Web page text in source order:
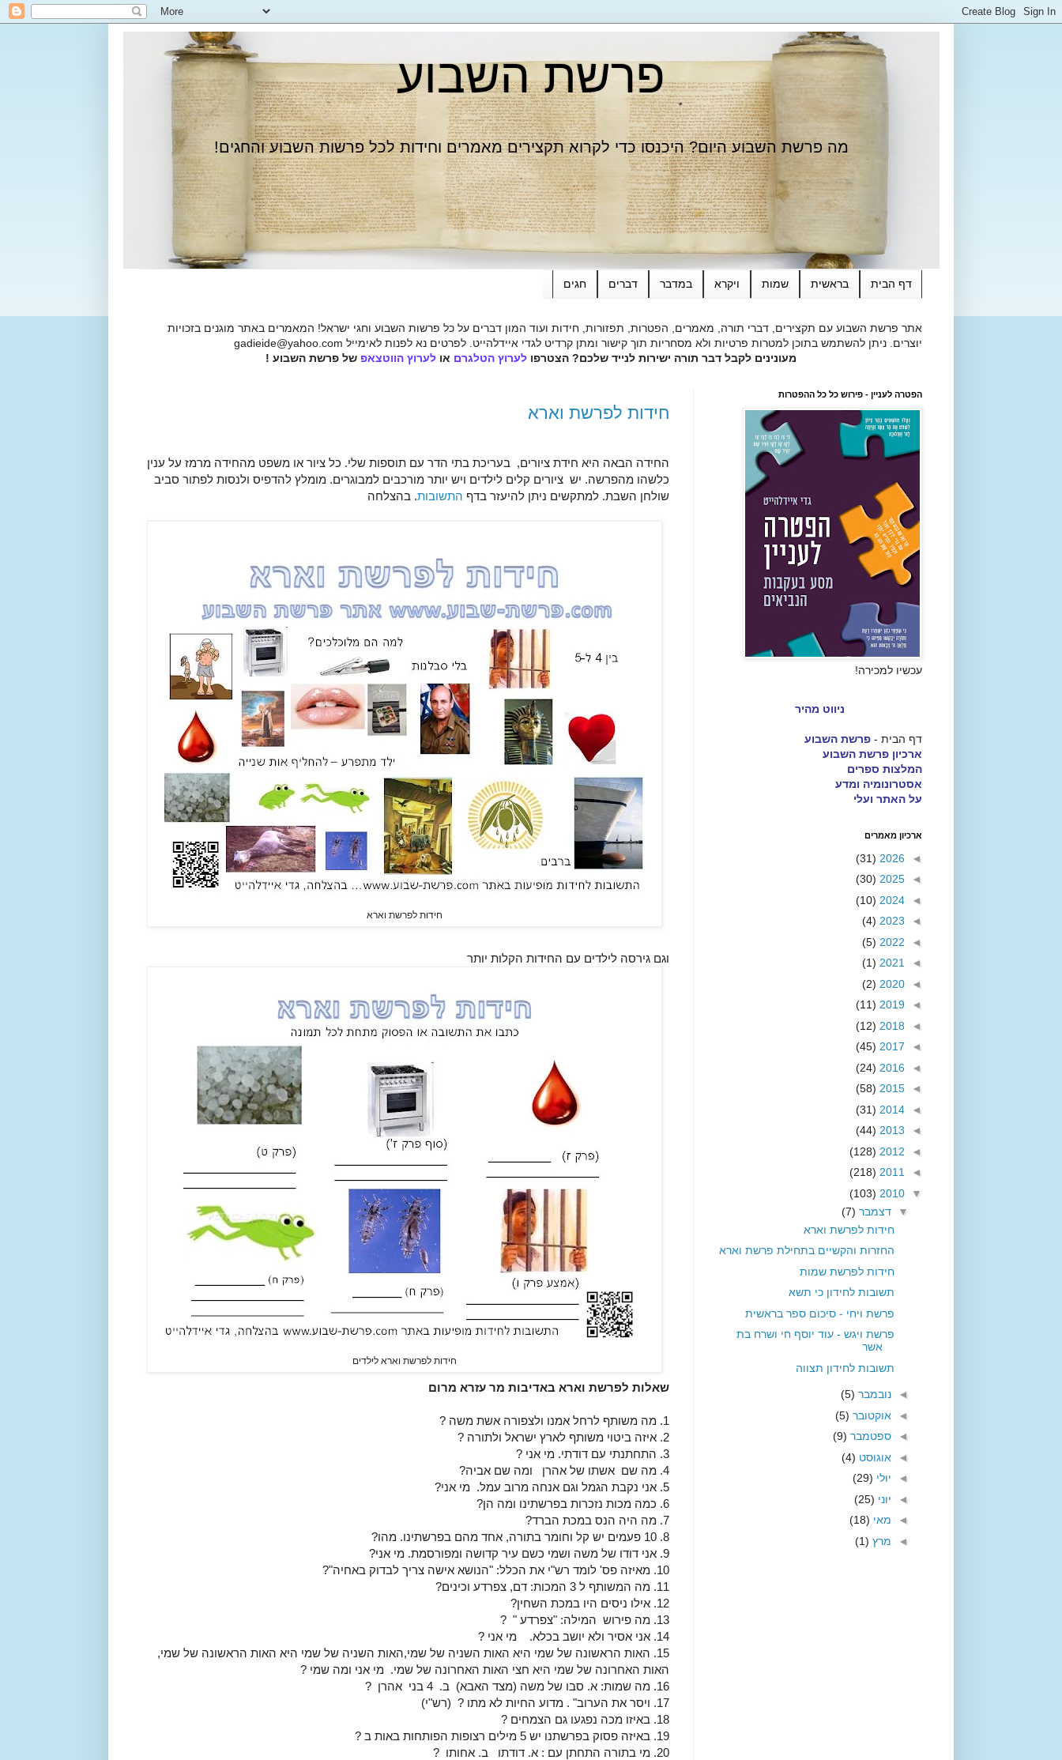
פרשת השבוע
מה פרשת השבוע היום? היכנסו כדי לקרוא תקצירים מאמרים וחידות לכל פרשות השבוע והחגים!
דף הבית בראשית שמות ויקרא במדבר דברים חגים
אתר פרשת השבוע עם תקצירים, דברי תורה, מאמרים, הפטרות, תפזורות, חידות ועוד המון דברים על כל פרשות השבוע וחגי ישראל! המאמרים באתר מוגנים בזכויות
יוצרים. ניתן להשתמש בתוכן למטרות פרטיות ולא מסחריות תוך קישור ומתן קרדיט לגדי איידלהייט. לפרטים נא לפנות לאימייל gadieide@yahoo.com
מעונינים לקבל דבר תורה ישירות לנייד שלכם? הצטרפו לערוץ הטלגרם או לערוץ הווטצאפ של פרשת השבוע !
חידות לפרשת וארא
החידה הבאה היא חידת ציורים, בעריכת בתי הדר עם תוספות שלי. כל ציור או משפט מהחידה מרמז על ענין
כלשהו מהפרשה. יש ציורים קלים לילדים ויש יותר מורכבים למבוגרים. מומלץ להדפיס ולנסות לפתור סביב
שולחן השבת. למתקשים ניתן להיעזר בדף התשובות. בהצלחה
חידות לפרשת וארא
וגם גירסה לילדים עם החידות הקלות יותר
חידות לפרשת וארא לילדים
שאלות לפרשת וארא באדיבות מר עזרא מרום
1. מה משותף לרחל אמנו ולצפורה אשת משה ?
2. איזה ביטוי משותף לארץ ישראל ולתורה ?
3. התחתנתי עם דודתי. מי אני ?
4. מה שם אשתו של אהרן ומה שם אביה?
5. אני נקבת הגמל וגם אנחה מרוב עמל. מי אני?
6. כמה מכות נזכרות בפרשתינו ומה הן?
7. מה היה הנס במכת הברד?
8. 10 פעמים יש קל וחומר בתורה, אחד מהם בפרשתינו. מהו?
9. אני דודו של משה ושמי כשם עיר קדושה ומפורסמת. מי אני?
10. מאיזה פס' לומד רש"י את הכלל: "הנושא אישה צריך לבדוק באחיה"?
11. מה המשותף ל 3 המכות: דם, צפרדע וכינים?
12. אילו ניסים היו במכת השחין?
13. מה פירוש המילה: "צפרדע " ?
14. אני אסיר ולא יושב בכלא. מי אני ?
15. האות הראשונה של שמי היא האות השניה של שמי,האות השניה של שמי היא האות הראשונה של שמי,
האות האחרונה של שמי היא חצי האות האחרונה של שמי. מי אני ומה שמי ?
16. מה שמות: א. סבו של משה (מצד האבא) ב. 4 בני אהרן ?
17. ויסר את הערוב" . מדוע החיות לא מתו ? (רש"י)
18. באיזו מכה נפגעו גם הצמחים ?
19. באיזה פסוק בפרשתנו יש 5 מילים רצופות הפותחות באות ב ?
20. מי בתורה התחתן עם : א. דודתו ב. אחותו ?
הפטרה לעניין - פירוש כל כל ההפטרות
עכשיו למכירה!
ניווט מהיר
דף הבית - פרשת השבוע
ארכיון פרשת השבוע
המלצות ספרים
אסטרונומיה ומדע
על האתר ועלי
ארכיון מאמרים
◄
2026
(31)
◄
2025
(30)
◄
2024
(10)
◄
2023
(4)
◄
2022
(5)
◄
2021
(1)
◄
2020
(2)
◄
2019
(11)
◄
2018
(12)
◄
2017
(45)
◄
2016
(24)
◄
2015
(58)
◄
2014
(31)
◄
2013
(44)
◄
2012
(128)
◄
2011
(218)
▼
2010
(103)
▼ דצמבר (7)
חידות לפרשת וארא
החזרות והקשיים בתחילת פרשת וארא
חידות לפרשת שמות
תשובות לחידון כי תשא
פרשת ויחי - סיכום ספר בראשית
פרשת ויגש - עוד יוסף חי ושרח בת
אשר
תשובות לחידון תצווה
◄ נובמבר (5)
◄ אוקטובר (5)
◄ ספטמבר (9)
◄ אוגוסט (4)
◄ יולי (29)
◄ יוני (25)
◄ מאי (18)
◄ מרץ (1)